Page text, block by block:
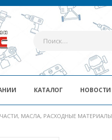
КАТАЛОГ НОВОСТИ
МАСЛА, РАСХОДНЫЕ МАТЕРИАЛЫ